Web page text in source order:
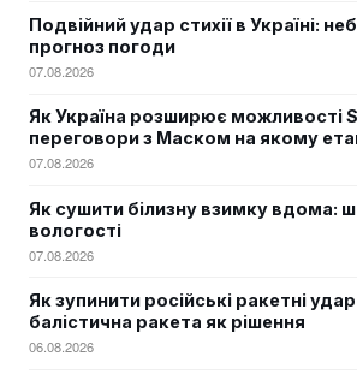
Подвійний удар стихії в Україні:
прогноз погоди
07.08.2026
Як Україна розширює можливості
переговори з Маском на якому
07.08.2026
Як сушити білизну взимку вдома:
вологості
07.08.2026
Як зупинити російські ракетні
балістична ракета як рішення
06.08.2026